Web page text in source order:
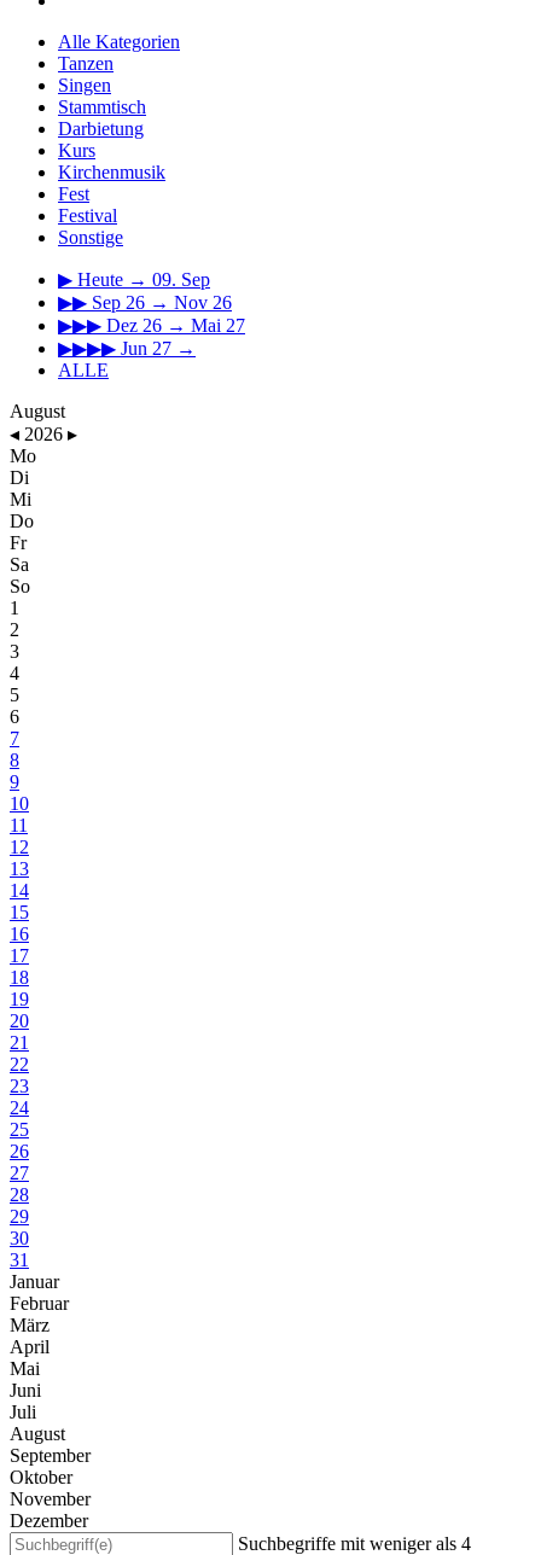
Alle Kategorien
Tanzen
Singen
Stammtisch
Darbietung
Kurs
Kirchenmusik
Fest
Festival
Sonstige
▶ Heute → 09. Sep
▶▶ Sep 26 → Nov 26
▶▶▶ Dez 26 → Mai 27
▶▶▶▶ Jun 27 →
ALLE
August
◂ 2026 ▸
Mo
Di
Mi
Do
Fr
Sa
So
1
2
3
4
5
6
7
8
9
10
11
12
13
14
15
16
17
18
19
20
21
22
23
24
25
26
27
28
29
30
31
Januar
Februar
März
April
Mai
Juni
Juli
August
September
Oktober
November
Dezember
Suchbegriffe mit weniger als 4